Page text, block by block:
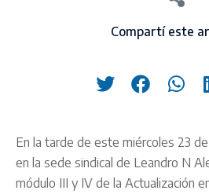
Compartí este
En la tarde de este miércoles 23
en la sede sindical de Leandro N
módulo III y IV de la Actualización